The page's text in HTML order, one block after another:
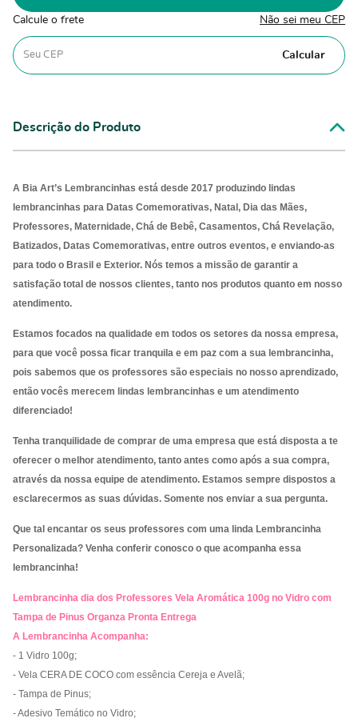
Calcule o frete Não sei meu CEP
Calcular
Descrição do Produto
A Bia Art’s Lembrancinhas está desde 2017 produzindo lindas
lembrancinhas para Datas Comemorativas, Natal, Dia das Mães,
Professores, Maternidade, Chá de Bebê, Casamentos, Chá Revelação,
Batizados, Datas Comemorativas, entre outros eventos, e enviando-as
para todo o Brasil e Exterior. Nós temos a missão de garantir a
satisfação total de nossos clientes, tanto nos produtos quanto em nosso
atendimento.
Estamos focados na qualidade em todos os setores da nossa empresa,
para que você possa ficar tranquila e em paz com a sua lembrancinha,
pois sabemos que os professores são especiais no nosso aprendizado,
então vocês merecem lindas lembrancinhas e um atendimento
diferenciado!
Tenha tranquilidade de comprar de uma empresa que está disposta a te
oferecer o melhor atendimento, tanto antes como após a sua compra,
através da nossa equipe de atendimento. Estamos sempre dispostos a
esclarecermos as suas dúvidas. Somente nos enviar a sua pergunta.
Que tal encantar os seus professores com uma linda Lembrancinha
Personalizada? Venha conferir conosco o que acompanha essa
lembrancinha!
Lembrancinha dia dos Professores Vela Aromática 100g no Vidro com
Tampa de Pinus Organza Pronta Entrega
A Lembrancinha Acompanha:
- 1 Vidro 100g;
- Vela CERA DE COCO com essência Cereja e Avelã;
- Tampa de Pinus;
- Adesivo Temático no Vidro;